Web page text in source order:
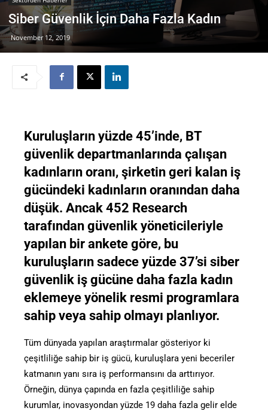
Siber Güvenlik İçin Daha Fazla Kadın
November 12, 2019
Kuruluşların yüzde 45’inde, BT
güvenlik departmanlarında çalışan
kadınların oranı, şirketin geri kalan iş
gücündeki kadınların oranından daha
düşük. Ancak 452 Research
tarafından güvenlik yöneticileriyle
yapılan bir ankete göre, bu
kuruluşların sadece yüzde 37’si siber
güvenlik iş gücüne daha fazla kadın
eklemeye yönelik resmi programlara
sahip veya sahip olmayı planlıyor.
Tüm dünyada yapılan araştırmalar gösteriyor ki
çeşitliliğe sahip bir iş gücü, kuruluşlara yeni beceriler
katmanın yanı sıra iş performansını da arttırıyor.
Örneğin, dünya çapında en fazla çeşitliliğe sahip
kurumlar, inovasyondan yüzde 19 daha fazla gelir elde